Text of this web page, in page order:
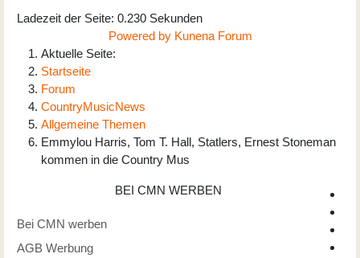
Ladezeit der Seite: 0.230 Sekunden
Powered by Kunena Forum
Aktuelle Seite:
Startseite
Forum
CountryMusicNews
Allgemeine Themen
Emmylou Harris, Tom T. Hall, Statlers, Ernest Stoneman
kommen in die Country Mus
BEI CMN WERBEN
Bei CMN werben
AGB Werbung